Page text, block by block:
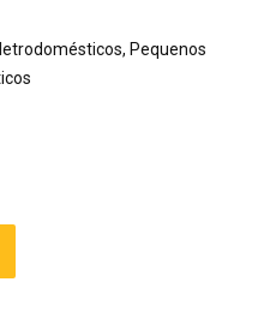
, Pequenos